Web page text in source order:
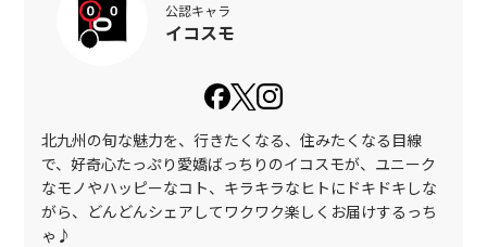
公認キャラ
イコスモ
北九州の旬な魅力を、行きたくなる、住みたくなる目線
で、好奇心たっぷり愛嬌ばっちりのイコスモが、ユニーク
なモノやハッピーなコト、キラキラなヒトにドキドキしな
がら、どんどんシェアしてワクワク楽しくお届けするっち
ゃ♪